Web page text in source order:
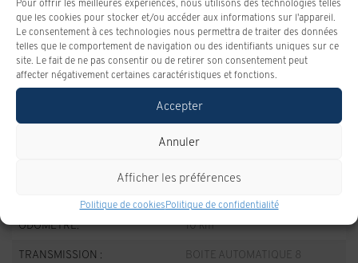
Pour offrir les meilleures expériences, nous utilisons des technologies telles
que les cookies pour stocker et/ou accéder aux informations sur l'appareil.
Le consentement à ces technologies nous permettra de traiter des données
telles que le comportement de navigation ou des identifiants uniques sur ce
site. Le fait de ne pas consentir ou de retirer son consentement peut
affecter négativement certaines caractéristiques et fonctions.
Accepter
Annuler
Afficher les préférences
Politique de cookiesPolitique de confidentialité
ODOMÈTRE: 10 km
TRANSMISSION :
BOITE AUTOMATIQUE 8
DÉMO
Profitez de l'offre